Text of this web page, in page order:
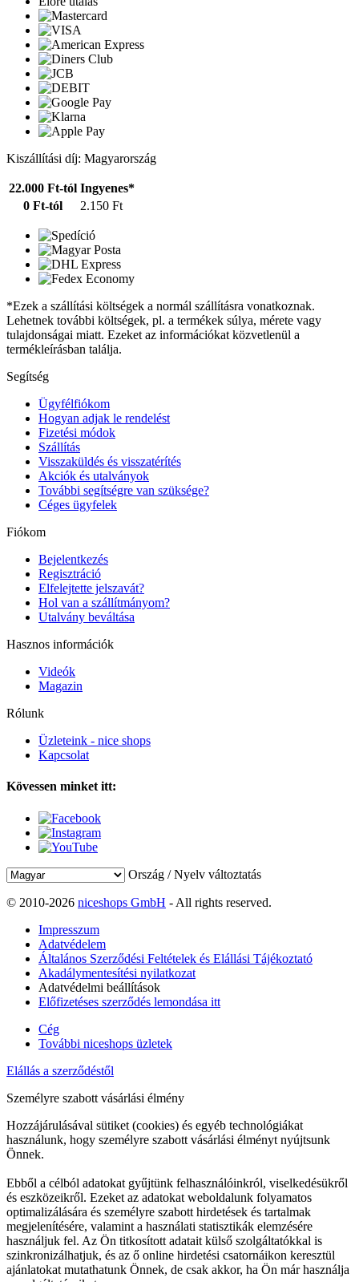
Kiszállítási díj: Magyarország
22.000 Ft-tól Ingyenes*
0 Ft-tól
2.150 Ft
*Ezek a szállítási költségek a normál szállításra vonatkoznak.
Lehetnek további költségek, pl. a termékek súlya, mérete vagy
tulajdonságai miatt. Ezeket az információkat közvetlenül a
termékleírásban találja.
Segítség
Ügyfélfiókom
Hogyan adjak le rendelést
Fizetési módok
Szállítás
Visszaküldés és visszatérítés
Akciók és utalványok
További segítségre van szüksége?
Céges ügyfelek
Fiókom
Bejelentkezés
Regisztráció
Elfelejtette jelszavát?
Hol van a szállítmányom?
Utalvány beváltása
Hasznos információk
Videók
Magazin
Rólunk
Üzleteink - nice shops
Kapcsolat
Kövessen minket itt:
Ország / Nyelv változtatás
© 2010-2026 niceshops GmbH - All rights reserved.
Impresszum
Adatvédelem
Általános Szerződési Feltételek és Elállási Tájékoztató
Akadálymentesítési nyilatkozat
Adatvédelmi beállítások
Előfizetéses szerződés lemondása itt
Cég
További niceshops üzletek
Elállás a szerződéstől
Személyre szabott vásárlási élmény
Hozzájárulásával sütiket (cookies) és egyéb technológiákat
használunk, hogy személyre szabott vásárlási élményt nyújtsunk
Önnek.
Ebből a célból adatokat gyűjtünk felhasználóinkról, viselkedésükről
és eszközeikről. Ezeket az adatokat weboldalunk folyamatos
optimalizálására és személyre szabott hirdetések és tartalmak
megjelenítésére, valamint a használati statisztikák elemzésére
használjuk fel. Az Ön titkosított adatait külső szolgáltatókkal is
szinkronizálhatjuk, és az ő online hirdetési csatornáikon keresztül
ajánlatokat mutathatunk Önnek, de csak akkor, ha Ön már használja